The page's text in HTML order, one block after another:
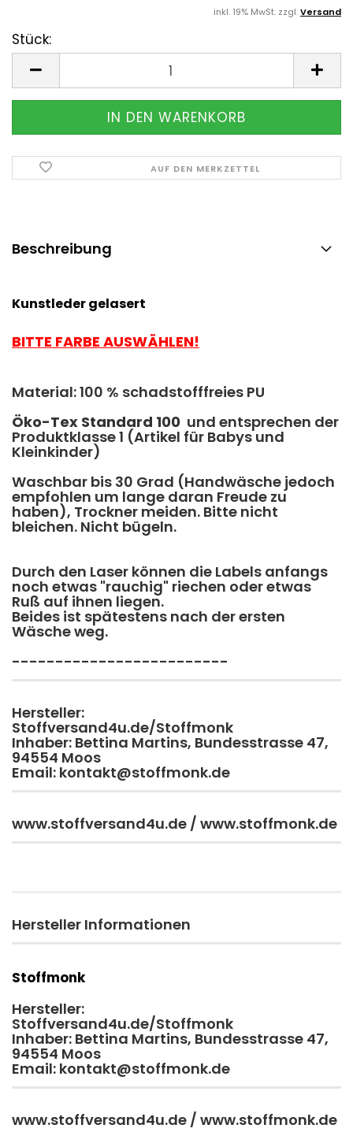
inkl. 19% MwSt. zzgl.Versand
Stück:
AUF DEN MERKZETTEL
Beschreibung
Kunstleder gelasert
BITTE FARBE AUSWÄHLEN!
Material: 100 % schadstofffreies PU
Öko-Tex Standard 100 und entsprechen der
Produktklasse 1 (Artikel für Babys und
Kleinkinder)
Waschbar bis 30 Grad (Handwäsche jedoch
empfohlen um lange daran Freude zu
haben), Trockner meiden. Bitte nicht
bleichen. Nicht bügeln.
Durch den Laser können die Labels anfangs
noch etwas "rauchig" riechen oder etwas
Ruß auf ihnen liegen.
​Beides ist spätestens nach der ersten
Wäsche weg.
-------------------------
Hersteller:
Stoffversand4u.de/Stoffmonk
Inhaber: Bettina Martins, Bundesstrasse 47,
94554 Moos
Email: kontakt@stoffmonk.de
www.stoffversand4u.de / www.stoffmonk.de
Hersteller Informationen
Stoffmonk
Hersteller:
Stoffversand4u.de/Stoffmonk
Inhaber: Bettina Martins, Bundesstrasse 47,
94554 Moos
Email: kontakt@stoffmonk.de
www.stoffversand4u.de / www.stoffmonk.de